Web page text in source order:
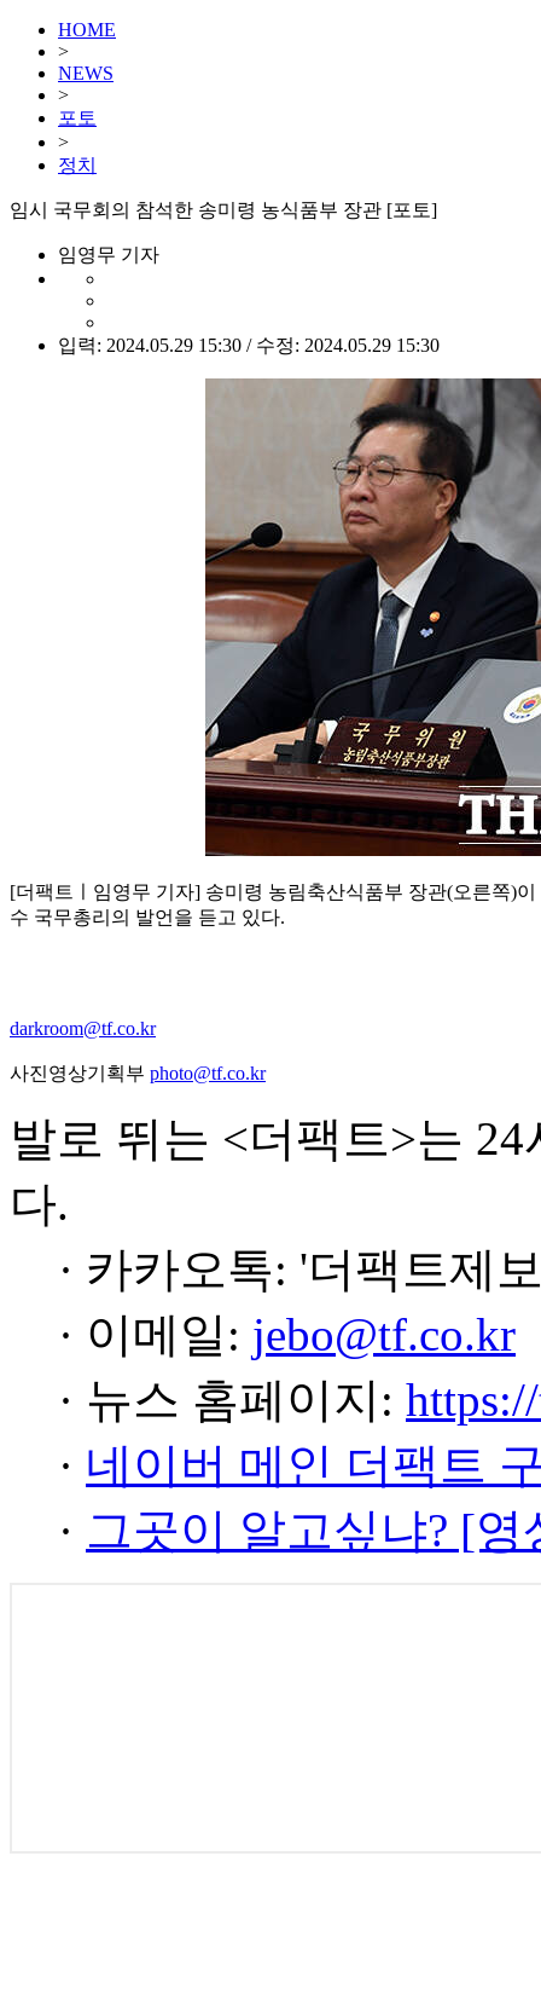
HOME
>
NEWS
>
포토
>
정치
임시 국무회의 참석한 송미령 농식품부 장관 [포토]
임영무 기자
입력: 2024.05.29 15:30 / 수정: 2024.05.29 15:30
[더팩트ㅣ임영무 기자] 송미령 농림축산식품부 장관(오른쪽)
수 국무총리의 발언을 듣고 있다.
darkroom@tf.co.kr
사진영상기획부 photo@tf.co.kr
발로 뛰는 <더팩트>는
다.
· 카카오톡: '더팩트제
· 이메일: jebo@tf.co.kr
· 뉴스 홈페이지:
· 네이버 메인 더팩트
· 그곳이 알고싶냐? [